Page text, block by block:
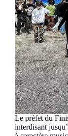
Le préfet du
interdisant